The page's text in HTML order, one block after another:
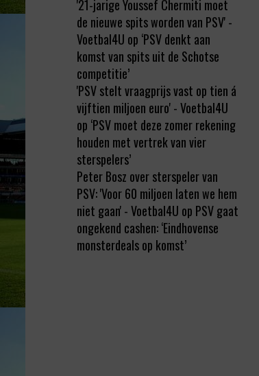
'21-jarige Youssef Chermiti moet
de nieuwe spits worden van PSV' -
Voetbal4U op ‘PSV denkt aan
komst van spits uit de Schotse
competitie’
'PSV stelt vraagprijs vast op tien á
vijftien miljoen euro' - Voetbal4U
op ‘PSV moet deze zomer rekening
houden met vertrek van vier
sterspelers’
Peter Bosz over sterspeler van
PSV: 'Voor 60 miljoen laten we hem
niet gaan' - Voetbal4U op PSV gaat
ongekend cashen: ‘Eindhovense
monsterdeals op komst’